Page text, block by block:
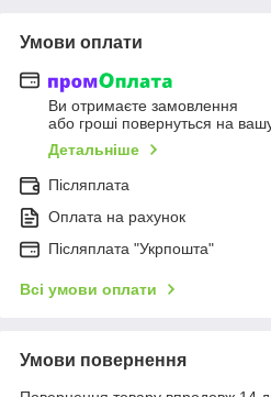
Умови оплати
Ви отримаєте замовлення
або гроші повернуться на
Детальніше
Післяплата
Оплата на рахунок
Післяплата "Укрпошта"
Всі умови оплати
Умови повернення